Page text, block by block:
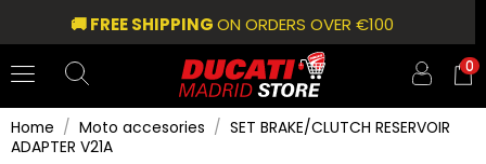
🚚 FREE SHIPPINGON ORDERS OVER €100
0
Home Moto accesories
SET BRAKE/CLUTCH RESERVOIR
ADAPTER V21A